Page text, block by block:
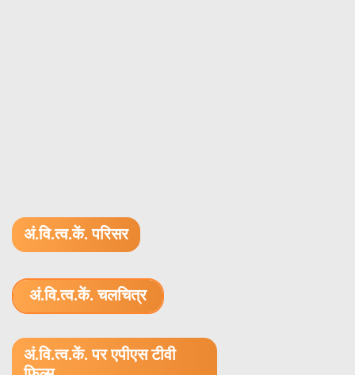
अं.वि.त्व.कें. परिसर
अं.वि.त्व.कें. चलचित्र
अं.वि.त्व.कें. पर एपीएस टीवी